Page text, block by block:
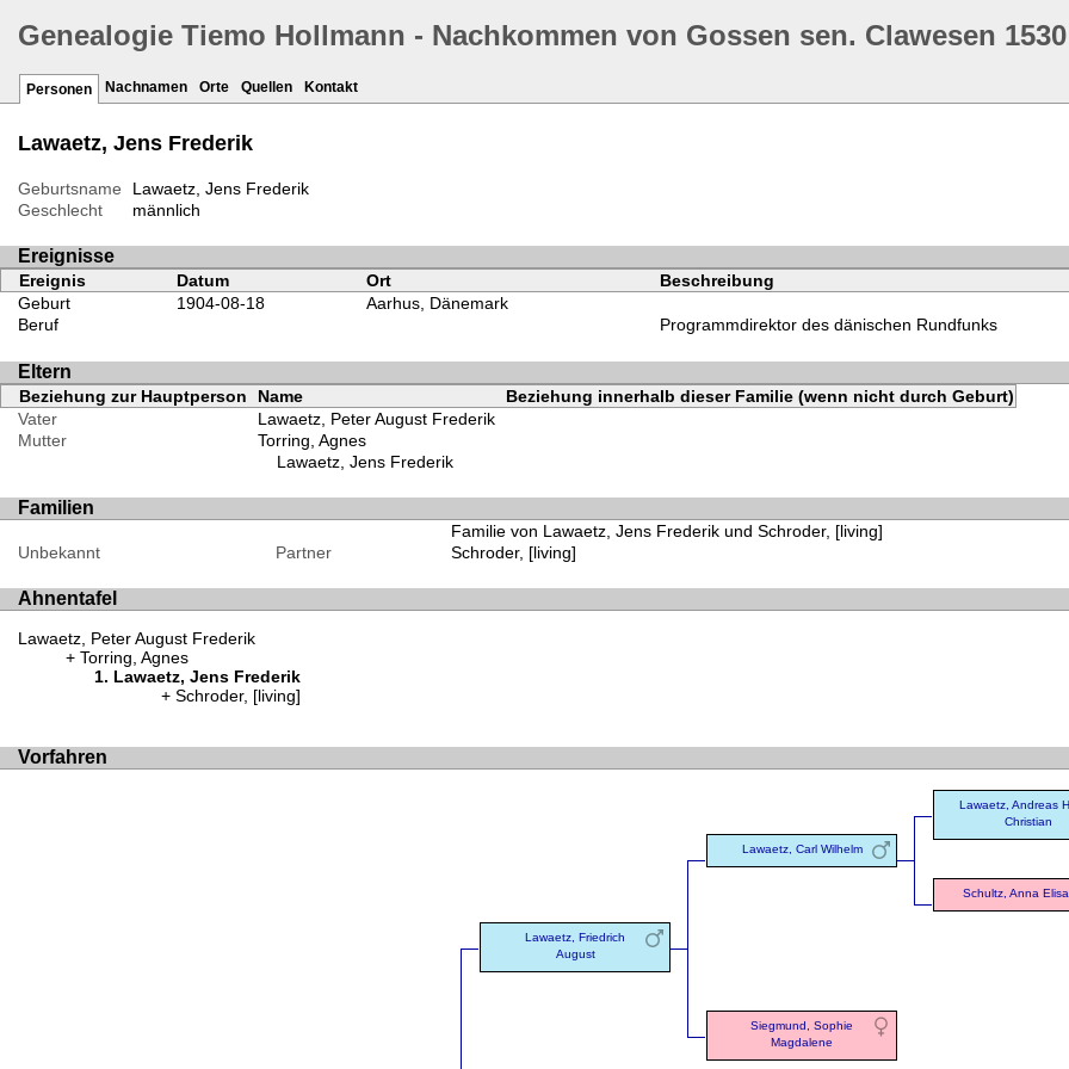
Genealogie Tiemo Hollmann - Nachkommen von Gossen sen. Clawesen 1530
Personen Nachnamen Orte Quellen Kontakt
Lawaetz, Jens Frederik
Geburtsname
Lawaetz, Jens Frederik
Geschlecht
männlich
Ereignisse
Ereignis Datum Ort Beschreibung
Geburt
1904-08-18
Aarhus, Dänemark
Beruf
Programmdirektor des dänischen Rundfunks
Eltern
Beziehung zur Hauptperson Name
Beziehung innerhalb dieser Familie (wenn nicht durch Geburt)
Vater
Lawaetz, Peter August Frederik
Mutter
Torring, Agnes
Lawaetz, Jens Frederik
Familien
Familie von Lawaetz, Jens Frederik und Schroder, [living]
Unbekannt
Partner Schroder, [living]
Ahnentafel
Lawaetz, Peter August Frederik
Torring, Agnes
Lawaetz, Jens Frederik
Schroder, [living]
Vorfahren
Lawaetz, Friedrich
August
Lawaetz, Carl Wilhelm
Lawaetz, Andreas
Christian
Schultz, Anna
Siegmund, Sophie
Magdalene